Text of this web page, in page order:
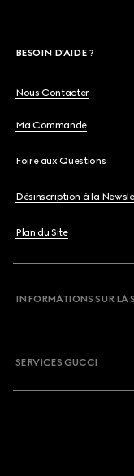
BESOIN D'AIDE ?
Nous Contacter
Ma Commande
Foire aux Questions
Désinscription à la
Plan du Site
INFORMATIONS SUR LA
SERVICES GUCCI